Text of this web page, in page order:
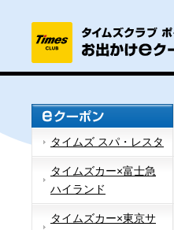
タイムズ スパ・レスタ
タイムズカー×富士急
ハイランド
タイムズカー×東京サ